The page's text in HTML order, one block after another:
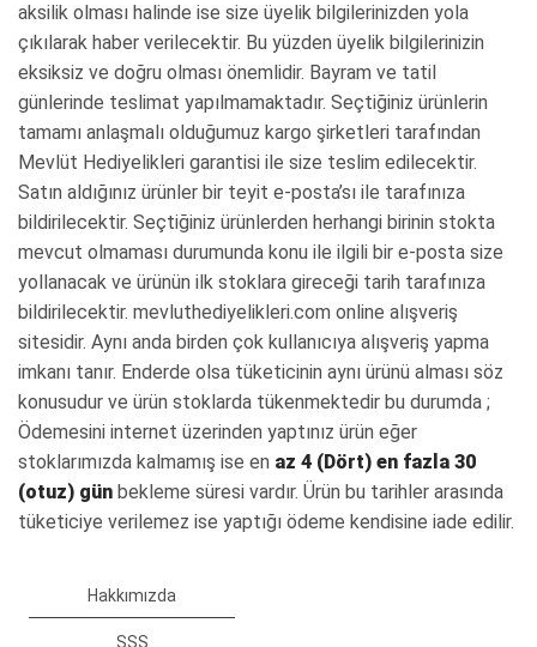
aksilik olması halinde ise size üyelik bilgilerinizden yola
çıkılarak haber verilecektir. Bu yüzden üyelik bilgilerinizin
eksiksiz ve doğru olması önemlidir. Bayram ve tatil
günlerinde teslimat yapılmamaktadır. Seçtiğiniz ürünlerin
tamamı anlaşmalı olduğumuz kargo şirketleri tarafından
Mevlüt Hediyelikleri garantisi ile size teslim edilecektir.
Satın aldığınız ürünler bir teyit e-posta’sı ile tarafınıza
bildirilecektir. Seçtiğiniz ürünlerden herhangi birinin stokta
mevcut olmaması durumunda konu ile ilgili bir e-posta size
yollanacak ve ürünün ilk stoklara gireceği tarih tarafınıza
bildirilecektir. mevluthediyelikleri.com online alışveriş
sitesidir. Aynı anda birden çok kullanıcıya alışveriş yapma
imkanı tanır. Enderde olsa tüketicinin aynı ürünü alması söz
konusudur ve ürün stoklarda tükenmektedir bu durumda ;
Ödemesini internet üzerinden yaptınız ürün eğer
stoklarımızda kalmamış ise en az 4 (Dört) en fazla 30
(otuz) gün bekleme süresi vardır. Ürün bu tarihler arasında
tüketiciye verilemez ise yaptığı ödeme kendisine iade edilir.
Hakkımızda
SSS